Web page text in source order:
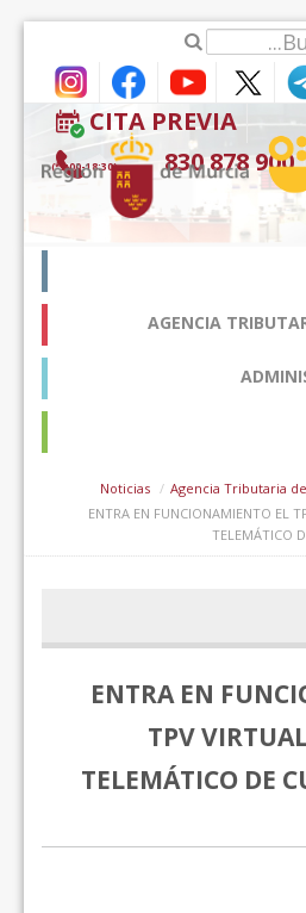
CITA PREVIA
900 878 830
(9:00-18:30*)
AGENCIA
Agencia Tributaria
Noticias
ENTRA EN FUNCIONAMIENTO EL
TELEMÁTICO
ENTRA EN
TPV
TELEMÁTICO DE